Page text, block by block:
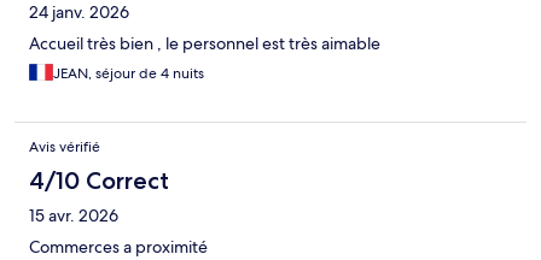
24 janv. 2026
Accueil très bien , le personnel est très aimable
JEAN, séjour de 4 nuits
Avis vérifié
4/10 Correct
15 avr. 2026
Commerces a proximité